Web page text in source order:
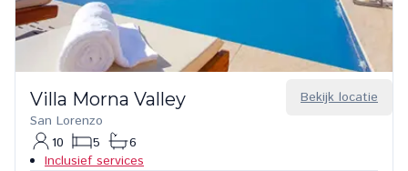
Bekijk locatie
Villa Morna Valley
San Lorenzo
10
5
6
Inclusief services